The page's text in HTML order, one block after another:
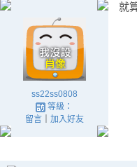
ss22ss0808
等級：
留言｜ 加入好友
就